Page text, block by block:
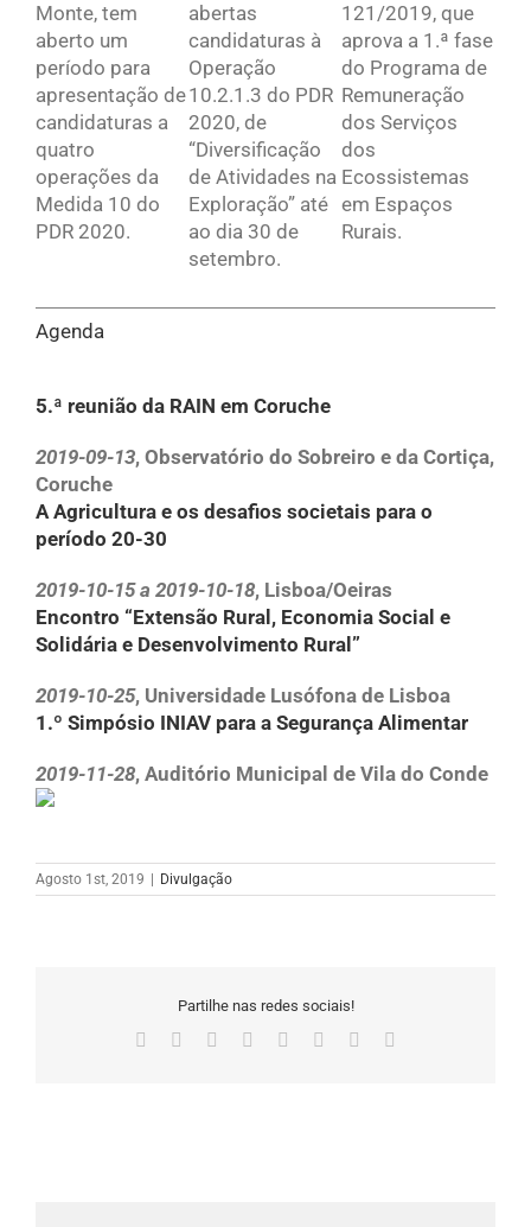
Monte, tem
aberto um
período para
apresentação de
candidaturas a
quatro
operações da
Medida 10 do
PDR 2020.
abertas
candidaturas à
Operação
10.2.1.3 do PDR
2020, de
“Diversificação
de Atividades na
Exploração” até
ao dia 30 de
setembro.
121/2019, que
aprova a 1.ª fase
do Programa de
Remuneração
dos Serviços
dos
Ecossistemas
em Espaços
Rurais.
Agenda
5.ª reunião da RAIN em Coruche
2019-09-13, Observatório do Sobreiro e da Cortiça,
Coruche
A Agricultura e os desafios societais para o
período 20-30
2019-10-15 a 2019-10-18, Lisboa/Oeiras
Encontro “Extensão Rural, Economia Social e
Solidária e Desenvolvimento Rural”
2019-10-25, Universidade Lusófona de Lisboa
1.º Simpósio INIAV para a Segurança Alimentar
2019-11-28, Auditório Municipal de Vila do Conde
Agosto 1st, 2019 Divulgação
Partilhe nas redes sociais!
Facebook Reddit LinkedIn
TumblrPinterest